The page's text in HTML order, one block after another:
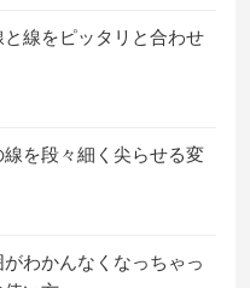
と線をピッタリと合わせ
を段々細く尖らせる変
わかんなくなっちゃっ